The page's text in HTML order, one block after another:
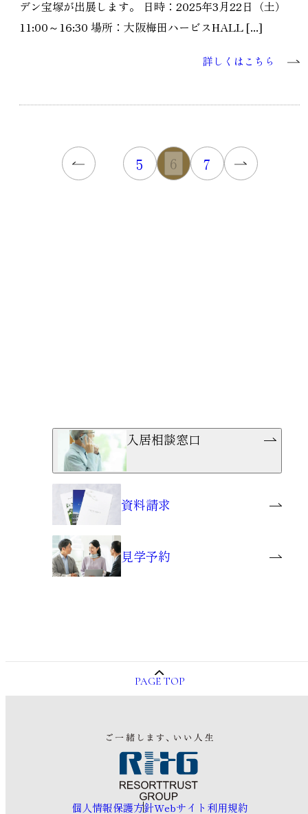
デン宝塚が出展します。 日時：2025年3月22日（土）
11:00～16:30 場所：大阪梅田ハービスHALL [...]
詳しくはこちら
5 6 7
入居相談窓口
資料請求
見学予約
PAGE TOP
個人情報保護方針Webサイト利用規約